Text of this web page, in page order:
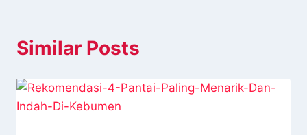
Similar Posts